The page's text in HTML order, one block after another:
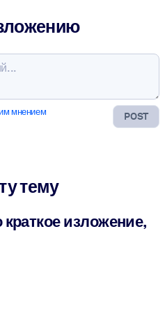
POST
мнением
тему
краткое изложение,